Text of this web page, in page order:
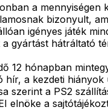
a
bizonyult,
igényes játék
gyártást hátráltató
12 hónapban
hír, a kezdeti
szerint a PS2
elnöke a